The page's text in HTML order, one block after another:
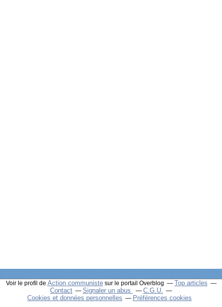
Voir le profil de Action communistesur le portail Overblog
Top articles
Contact
Signaler un abus
C.G.U.
Cookies et données personnelles
Préférences cookies